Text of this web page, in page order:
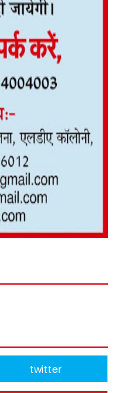
twitter